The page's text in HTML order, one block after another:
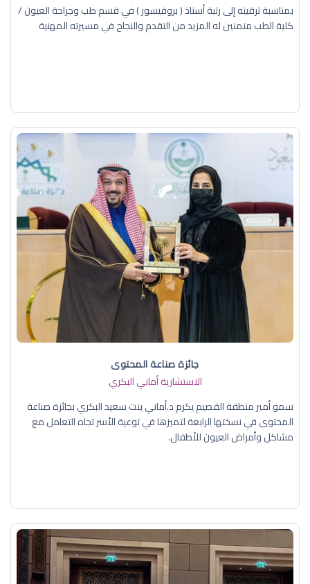
بمناسبة ترقيته إلى رتبة أستاذ ( بروفيسور ) في قسم طب وجراحة العيون /
كلية الطب متمنين له المزيد من التقدم والنجاح في مسيرته المهنية
جائزة صناعة المحتوى
الاستشارية أماني البكري
سمو أمير منطقة القصيم يكرم د.أماني بنت سعيد البكري بجائزة صناعة
المحتوى في نسختها الرابعة لتميزها في توعية الأسر تجاه التعامل مع
مشاكل وأمراض العيون للأطفال.